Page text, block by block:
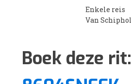
Enkele reis
Van Schiphol
Boek deze rit: